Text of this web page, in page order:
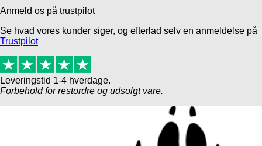
Anmeld os på trustpilot
Se hvad vores kunder siger, og efterlad selv en anmeldelse på
Trustpilot
Leveringstid 1-4 hverdage.
Forbehold for restordre og udsolgt vare.